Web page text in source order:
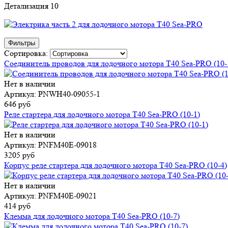
Детализация 10
Фильтры
Сортировка:
Соединитель проводов для лодочного мотора T40 Sea-PRO
Нет в наличии
Артикул: PNWH40-09055-1
646 руб
Реле стартера для лодочного мотора T40 Sea-PRO (10-1)
Нет в наличии
Артикул: PNFM40E-09018
3205 руб
Корпус реле стартера для лодочного мотора T40 Sea-PRO (10-4)
Нет в наличии
Артикул: PNFM40E-09021
414 руб
Клемма для лодочного мотора T40 Sea-PRO (10-7)